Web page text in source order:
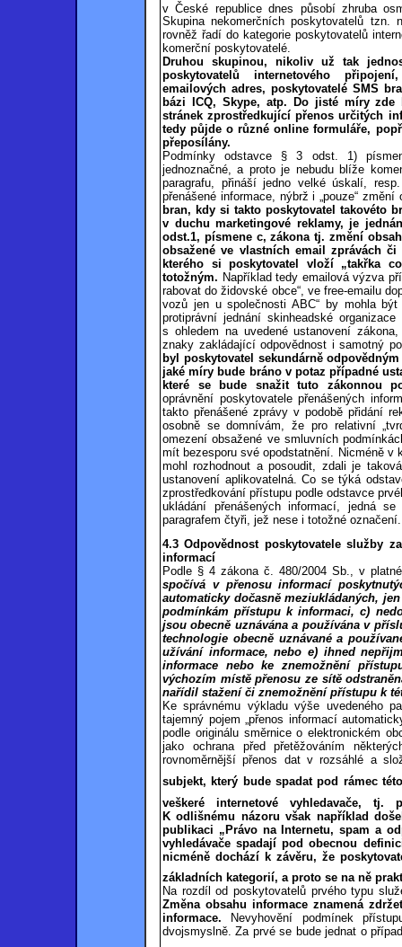
v České republice dnes působí zhruba
Skupina nekomerčních poskytovatelů tzn.
rovněž řadí do kategorie poskytovatelů
komerční poskytovatelé.
Druhou skupinou, nikoliv už tak
poskytovatelů internetového
emailových adres, poskytovatelé SMS
bázi ICQ, Skype, atp. Do jisté míry zde
stránek zprostředkující přenos určitých
tedy půjde o různé online formuláře,
přeposílány.
Podmínky odstavce § 3 odst. 1)
jednoznačné, a proto je nebudu blíže
paragrafu, přináší jedno velké úskalí,
přenášené informace, nýbrž i „pouze“
bran, kdy si takto poskytovatel takovéto
v duchu marketingové reklamy, je
odst.1, písmene c, zákona tj. změní
obsažené ve vlastních email zprávách
kterého si poskytovatel vloží „takřka
totožným. Například tedy emailová výzva
rabovat do židovské obce“, ve free-emailu
vozů jen u společnosti ABC“ by mohla být
protiprávní jednání skinheadské
s ohledem na uvedené ustanovení
znaky zakládající odpovědnost i samotný
byl poskytovatel sekundárně
jaké míry bude bráno v potaz případné
které se bude snažit tuto zákonnou
oprávnění poskytovatele přenášených
takto přenášené zprávy v podobě přidání
osobně se domnívám, že pro relativní
omezení obsažené ve smluvních
mít bezesporu své opodstatnění. Nicméně v
mohl rozhodnout a posoudit, zdali je
ustanovení aplikovatelná. Co se týká
zprostředkování přístupu podle odstavce
ukládání přenášených informací, jedná
paragrafem čtyři, jež nese i totožné označení.
4.3 Odpovědnost poskytovatele služby
informací
Podle § 4 zákona č. 480/2004 Sb., v
spočívá v přenosu informací
automaticky dočasně meziukládaných,
podmínkám přístupu k informaci, c)
jsou obecně uznávána a používána v
technologie obecně uznávané a
užívání informace, nebo e) ihned
informace nebo ke znemožnění
výchozím místě přenosu ze sítě
nařídil stažení či znemožnění přístupu k
Ke správnému výkladu výše uvedeného
tajemný pojem „přenos informací
podle originálu směrnice o elektronickém
jako ochrana před přetěžováním
rovnoměrnější přenos dat v rozsáhlé a
subjekt, který bude spadat pod rámec
veškeré internetové vyhledavače, tj.
K odlišnému názoru však například
publikaci „Právo na Internetu, spam a
vyhledávače spadají pod obecnou
nicméně dochází k závěru, že
základních kategorií, a proto se na ně
Na rozdíl od poskytovatelů prvého typu
Změna obsahu informace znamená
informace. Nevyhovění podmínek
dvojsmyslně. Za prvé se bude jednat o